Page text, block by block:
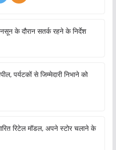
के दौरान सतर्क रहने के निर्देश
पर्यटकों से जिम्मेदारी निभाने को
रिटेल मॉडल, अपने स्टोर चलाने के